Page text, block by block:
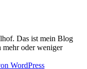
Das ist mein Blog
mehr oder weniger
WordPress